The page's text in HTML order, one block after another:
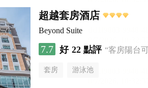
超越套房酒店
Beyond Suite
7.7 好 22 點評 “客房陽台
套房 游泳池